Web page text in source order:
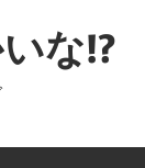
な!?